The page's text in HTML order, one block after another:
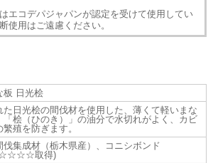
エコデパジャパンが認定を受けて使用してい
使用はご遠慮ください。
板 日光桧
た日光桧の間伐材を使用した、薄くて軽いまな
「桧（ひのき）」の油分で水切れがよく、カビ
殖を防ぎます。
伐集成材（栃木県産）、コニシボンド
取得)